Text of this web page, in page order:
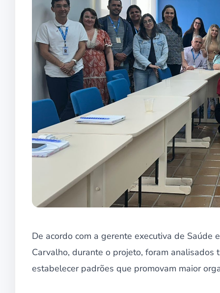
De acordo com a gerente executiva de Saúde
Carvalho, durante o projeto, foram
estabelecer padrões que promovam maior